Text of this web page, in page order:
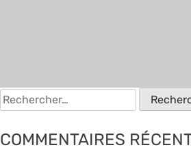
Rechercher :
COMMENTAIRES